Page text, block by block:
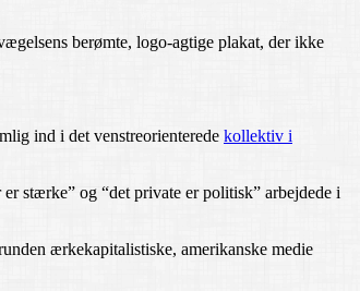
berømte, logo-agtige plakat, der ikke
ind i det venstreorienterede kollektiv i
stærke” og “det private er politisk” arbejdede i
ærkekapitalistiske, amerikanske medie